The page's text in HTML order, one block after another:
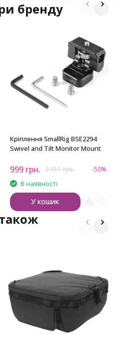
бренду
Кріплення SmallRig BSE2294
Swivel and Tilt Monitor Mount
999 грн. 2 011грн. -50%
В наявності
У кошик